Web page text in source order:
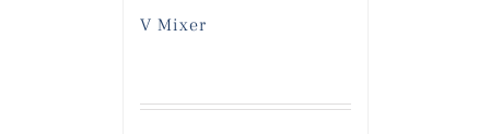
V Mixer